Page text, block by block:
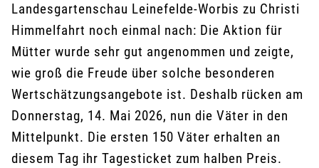
Landesgartenschau Leinefelde-Worbis zu Christi
Himmelfahrt noch einmal nach: Die Aktion für
Mütter wurde sehr gut angenommen und zeigte,
wie groß die Freude über solche besonderen
Wertschätzungsangebote ist. Deshalb rücken am
Donnerstag, 14. Mai 2026, nun die Väter in den
Mittelpunkt. Die ersten 150 Väter erhalten an
diesem Tag ihr Tagesticket zum halben Preis.